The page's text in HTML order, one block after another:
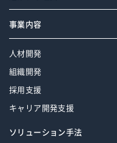
事業内容
人材開発
組織開発
採用支援
キャリア開発支援
ソリューション手法